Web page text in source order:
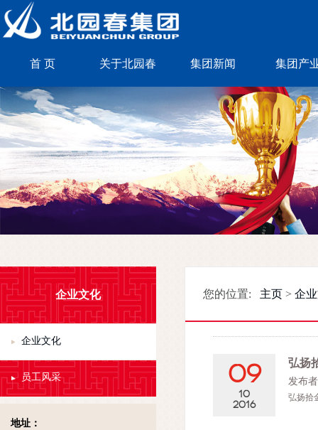
首 页 关于北园春 集团新闻 集团产
首 页 关于北园春 集团新闻 集团产
企业文化
企业文化
员工风采
地址：
您的位置: 主页 > 企
09
10
2016
弘扬
发布
弘扬拾